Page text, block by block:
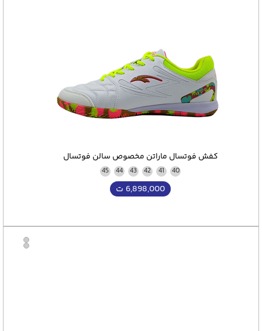
کفش فوتسال ماراتن مخصوص سالن فوتسال
40
41
42
43
44
45
6,898,000 ت